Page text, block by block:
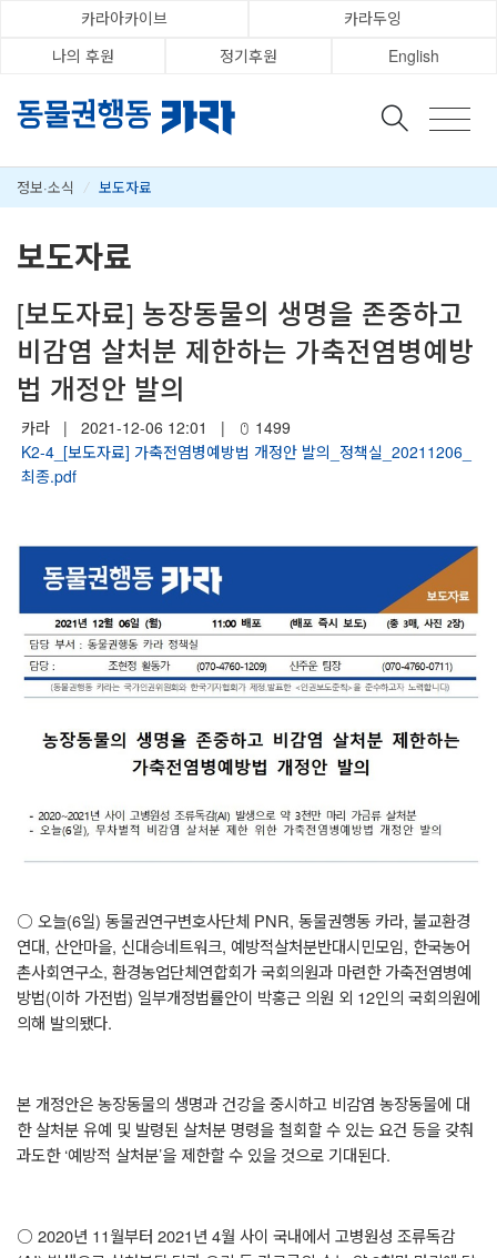
카라아카이브
카라두잉
나의 후원
정기후원 English
정보·소식 / 보도자료
보도자료
[보도자료] 농장동물의 생명을 존중하고
비감염 살처분 제한하는 가축전염병예방
법 개정안 발의
카라 | 2021-12-06 12:01 |
1499
K2-4_[보도자료] 가축전염병예방법 개정안 발의_정책실_20211206_
최종.pdf
○ 오늘(6일) 동물권연구변호사단체 PNR, 동물권행동 카라, 불교환경
연대, 산안마을, 신대승네트워크, 예방적살처분반대시민모임, 한국농어
촌사회연구소, 환경농업단체연합회가 국회의원과 마련한 가축전염병예
방법(이하 가전법) 일부개정법률안이 박홍근 의원 외 12인의 국회의원에
의해 발의됐다.
본 개정안은 농장동물의 생명과 건강을 중시하고 비감염 농장동물에 대
한 살처분 유예 및 발령된 살처분 명령을 철회할 수 있는 요건 등을 갖춰
과도한‘예방적 살처분’을 제한할 수 있을 것으로 기대된다.
○ 2020년 11월부터 2021년 4월 사이 국내에서 고병원성 조류독감